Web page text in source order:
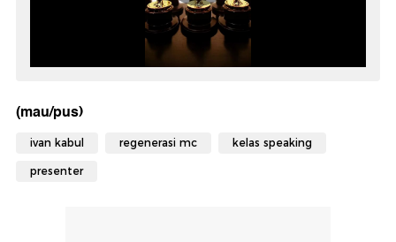
(mau/pus)
ivan kabul regenerasi mc kelas speaking
presenter